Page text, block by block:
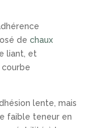
de chaux
liant, et
courbe
lente, mais
faible teneur en